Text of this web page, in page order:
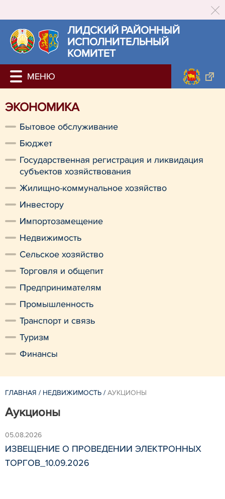
ЛИДСКИЙ РАЙОННЫЙ
ИСПОЛНИТЕЛЬНЫЙ
КОМИТЕТ
ЭКОНОМИКА
Бытовое обслуживание
Бюджет
Государственная регистрация и ликвидация
субъектов хозяйствования
Жилищно-коммунальное хозяйство
Инвестору
Импортозамещение
Недвижимость
Сельское хозяйство
Торговля и общепит
Предпринимателям
Промышленность
Транспорт и связь
Туризм
Финансы
ГЛАВНАЯ / НЕДВИЖИМОСТЬ / АУКЦИОНЫ
Аукционы
05.08.2026
ИЗВЕЩЕНИЕ О ПРОВЕДЕНИИ ЭЛЕКТРОННЫХ
ТОРГОВ_10.09.2026